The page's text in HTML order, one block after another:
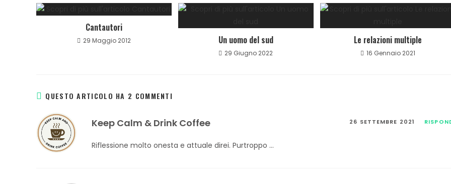
Cantautori
29 Maggio 2012 Un uomo del sud
29 Giugno 2022
Le relazioni multiple
16 Gennaio 2021
QUESTO ARTICOLO HA 2 COMMENTI
Keep Calm & Drink Coffee 26 SETTEMBRE 2021
Riflessione molto onesta e attuale direi. Purtroppo …